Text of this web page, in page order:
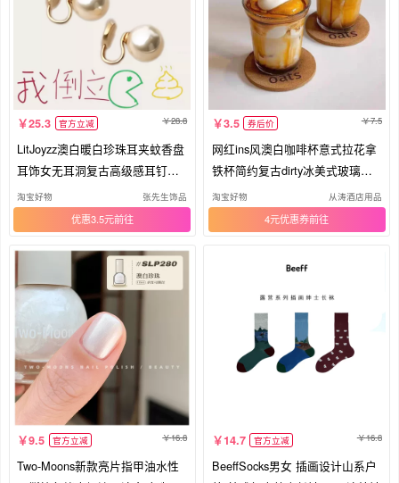
25.3 官方立减 28.8
LitJoyzz澳白暖白珍珠耳夹蚊香盘
耳饰女无耳洞复古高级感耳钉耳
环
淘宝好物 张先生饰品
优惠3.5元
3.5 券后价 7.5
网红ins风澳白咖啡杯意式拉花拿
铁杯简约复古dirty冰美式玻璃杯
子
淘宝好物 从涛酒店用品
4元优惠券
9.5 官方立减 16.8
Two-Moons新款亮片指甲油水性
14.7 官方立减 16.8
BeeffSocks男女 插画设计山系户